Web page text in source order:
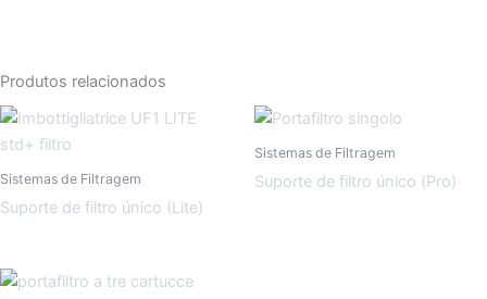
Produtos relacionados
Sistemas de Filtragem
Suporte de filtro único (Lite)
Sistemas de Filtragem
Suporte de filtro único (Pro)